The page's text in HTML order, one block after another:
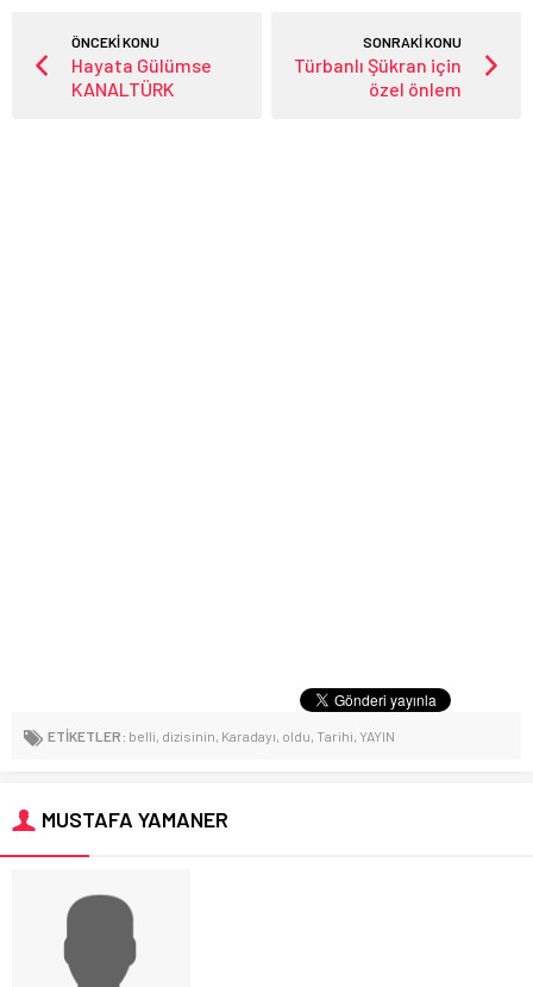
ÖNCEKİ KONU
Hayata Gülümse
KANALTÜRK
SONRAKİ KONU
Türbanlı Şükran için
özel önlem
ETİKETLER: belli, dizisinin, Karadayı, oldu, Tarihi, YAYIN
MUSTAFA YAMANER